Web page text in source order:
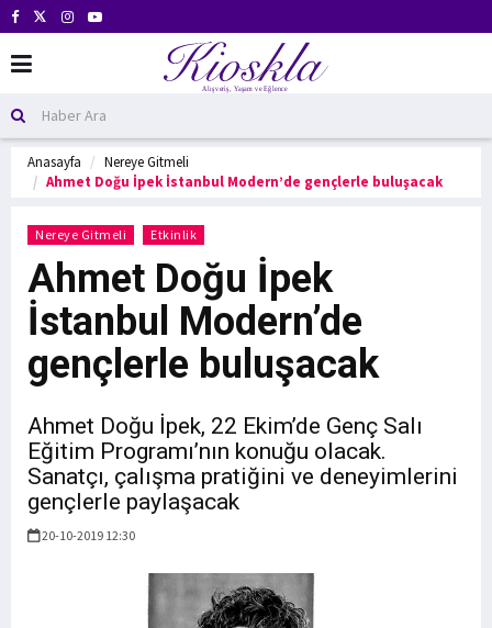
Anasayfa
Nereye Gitmeli
Ahmet Doğu İpek İstanbul Modern’de gençlerle buluşacak
Nereye Gitmeli Etkinlik
Ahmet Doğu İpek
İstanbul Modern’de
gençlerle buluşacak
Ahmet Doğu İpek, 22 Ekim’de Genç Salı
Eğitim Programı’nın konuğu olacak.
Sanatçı, çalışma pratiğini ve deneyimlerini
gençlerle paylaşacak
20-10-2019 12:30